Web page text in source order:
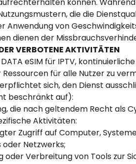
die die
Anwendung von
dienen der
VERBOTENE AKTIVITÄTEN
eSIM für IPTV,
für alle Nutzer zu
sich, den Dienst
beschränkt auf):
die nach geltendem Recht als
Aktivitäten:
Zugriff auf Computer,
oder Netzwerks;
oder Verbreitung von Tools zur